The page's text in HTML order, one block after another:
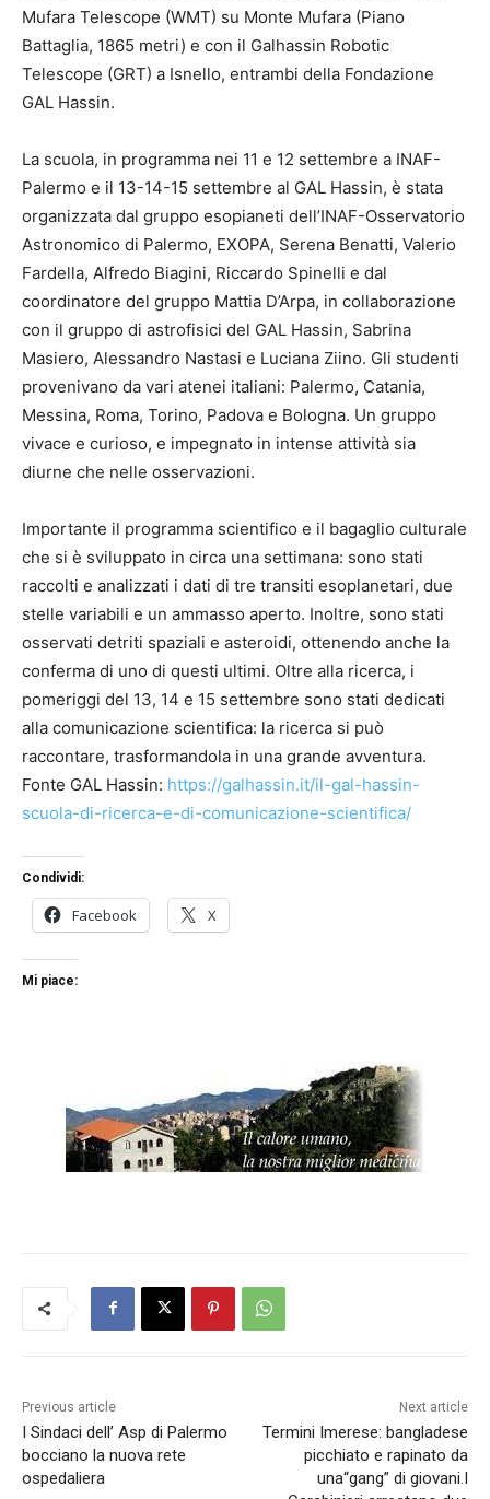
Mufara Telescope (WMT) su Monte Mufara (Piano
Battaglia, 1865 metri) e con il Galhassin Robotic
Telescope (GRT) a Isnello, entrambi della Fondazione
GAL Hassin.
La scuola, in programma nei 11 e 12 settembre a INAF-
Palermo e il 13-14-15 settembre al GAL Hassin, è stata
organizzata dal gruppo esopianeti dell’INAF-Osservatorio
Astronomico di Palermo, EXOPA, Serena Benatti, Valerio
Fardella, Alfredo Biagini, Riccardo Spinelli e dal
coordinatore del gruppo Mattia D’Arpa, in collaborazione
con il gruppo di astrofisici del GAL Hassin, Sabrina
Masiero, Alessandro Nastasi e Luciana Ziino. Gli studenti
provenivano da vari atenei italiani: Palermo, Catania,
Messina, Roma, Torino, Padova e Bologna. Un gruppo
vivace e curioso, e impegnato in intense attività sia
diurne che nelle osservazioni.
Importante il programma scientifico e il bagaglio culturale
che si è sviluppato in circa una settimana: sono stati
raccolti e analizzati i dati di tre transiti esoplanetari, due
stelle variabili e un ammasso aperto. Inoltre, sono stati
osservati detriti spaziali e asteroidi, ottenendo anche la
conferma di uno di questi ultimi. Oltre alla ricerca, i
pomeriggi del 13, 14 e 15 settembre sono stati dedicati
alla comunicazione scientifica: la ricerca si può
raccontare, trasformandola in una grande avventura.
Fonte GAL Hassin: https://galhassin.it/il-gal-hassin-
scuola-di-ricerca-e-di-comunicazione-scientifica/
Condividi:
Facebook X
Mi piace:
Previous article
I Sindaci dell’ Asp di Palermo
bocciano la nuova rete
ospedaliera
Next article
Termini Imerese: bangladese
picchiato e rapinato da
una“gang” di giovani.I